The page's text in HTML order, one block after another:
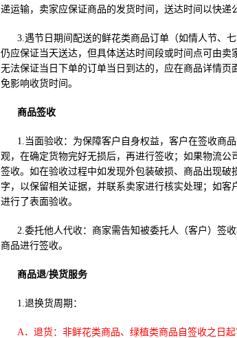
递运输，卖家应保证商品的发货时间，送达时间以快递
3.遇节日期间配送的鲜花类商品订单（如情人节、
仍应保证当天送达，但具体送达时间段或时间点可由
无法保证当日下单的订单当日到达的，应在商品详情
免影响收货时间。
商品签收
1.当面验收：为保障客户自身权益，客户在签收商
观，在确定货物完好无损后，再进行签收；如果物流
签收。如在验收过程中如发现外包装破损、商品出现
字，以保留相关证据，并联系卖家进行核实处理；如
进行了表面验收。
2.委托他人代收：商家需告知被委托人（客户）签
商品进行签收。
商品退/换货服务
1.退换货周期：
A．退货：非鲜花类商品、绿植类商品自签收之日